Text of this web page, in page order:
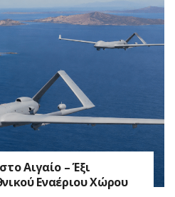
Αιγαίο – Έξι
Εναέριου Χώρου